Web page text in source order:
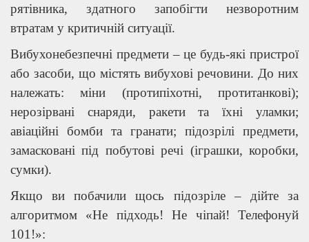
рятівника, здатного запобігти незворотним
втратам у критичній ситуації.
Вибухонебезпечні предмети – це будь-які пристрої
або засоби, що містять вибухові речовини. До них
належать: міни (протипіхотні, протитанкові);
нерозірвані снаряди, ракети та їхні уламки;
авіаційні бомби та гранати; підозрілі предмети,
замасковані під побутові речі (іграшки, коробки,
сумки).
Якщо ви побачили щось підозріле – дійте за
алгоритмом «Не підходь! Не чіпай! Телефонуй
101!»: